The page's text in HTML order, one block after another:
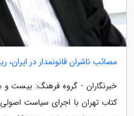
مصائب ناشران قانونمدار در ایران،
خبرنگاران - گروه فرهنگ: بیست و
کتاب تهران با اجرای سیاست